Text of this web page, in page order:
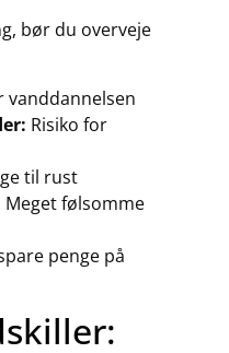
bør du overveje
vanddannelsen
Risiko for
til rust
Meget følsomme
penge på